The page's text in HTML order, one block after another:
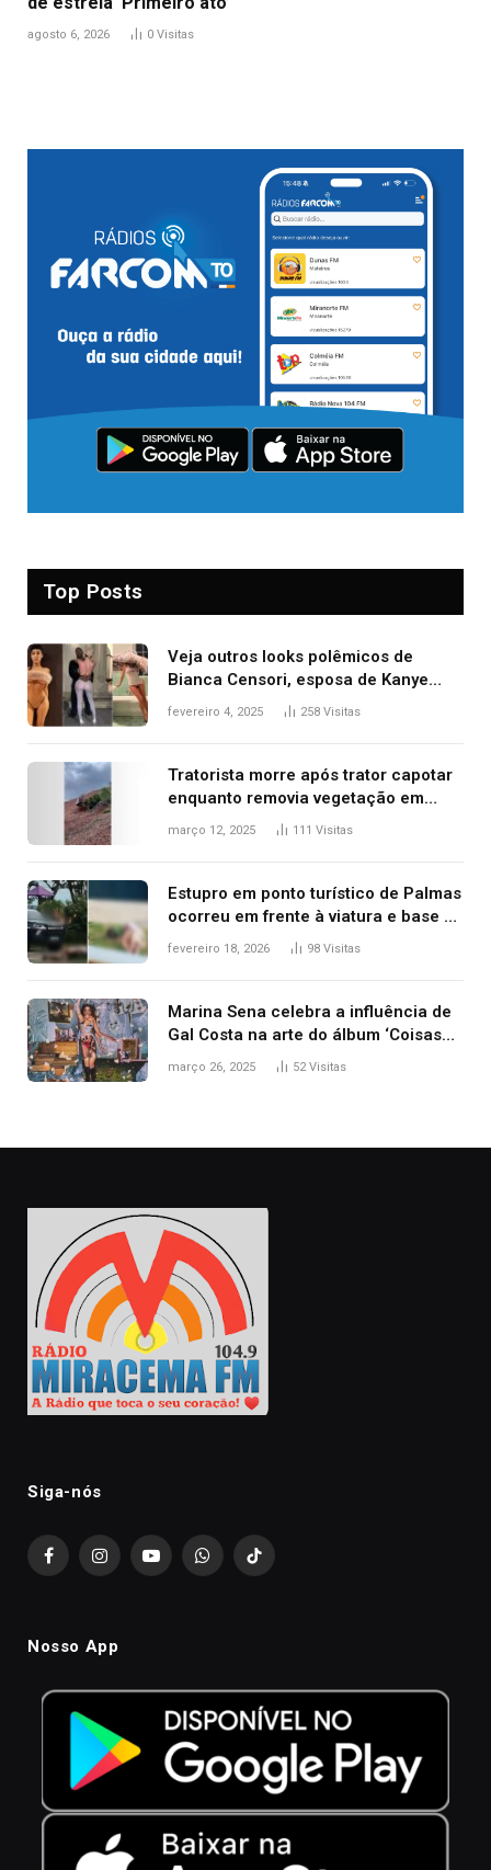
agosto 6, 2026 0 Visitas
Top Posts
Veja outros looks polêmicos de
Bianca Censori, esposa de Kanye
West que apareceu nua no Grammy
fevereiro 4, 2025 258 Visitas
Tratorista morre após trator capotar
enquanto removia vegetação em
ribanceira de rodovia
março 12, 2025 111 Visitas
Estupro em ponto turístico de Palmas
ocorreu em frente à viatura e base de
segurança; polícia investiga
fevereiro 18, 2026 98 Visitas
Marina Sena celebra a influência de
Gal Costa na arte do álbum ‘Coisas
naturais’
março 26, 2025 52Visitas
Siga-nós
FacebookInstagramYouTubeWhatsAppTikTok
Nosso App